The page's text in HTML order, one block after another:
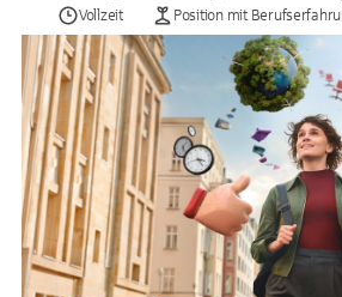
Vollzeit Position mit